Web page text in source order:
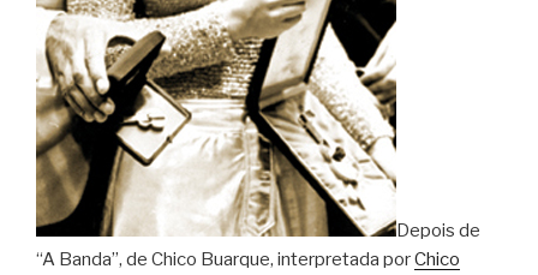
Depois de
“A Banda”, de Chico Buarque, interpretada porChico